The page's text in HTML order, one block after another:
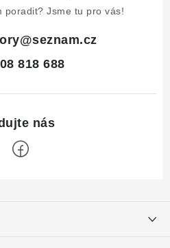
poradit? Jsme tu pro vás!
@seznam.cz
818 688